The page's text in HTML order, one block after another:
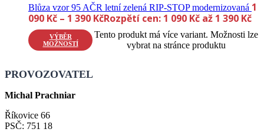
Blůza vzor 95 AČR letní zelená RIP-STOP modernizovaná 1
090 Kč – 1 390 KčRozpětí cen: 1 090 Kč až 1 390 Kč
VÝBĚR
MOŽNOSTÍ
Tento produkt má více variant. Možnosti lze
vybrat na stránce produktu
PROVOZOVATEL
Michal Prachniar
Říkovice 66
PSČ: 751 18